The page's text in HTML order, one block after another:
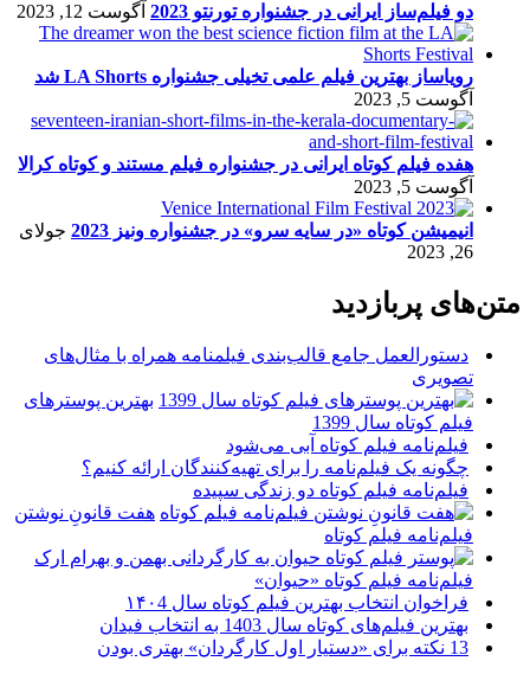
دو فیلم‌ساز ایرانی در جشنواره تورنتو 2023 آگوست 12, 2023
رویاساز بهترین فیلم علمی تخیلی جشنواره LA Shorts شد
آگوست 5, 2023
هفده فیلم کوتاه ایرانی در جشنواره فیلم مستند و کوتاه کرالا
آگوست 5, 2023
انیمیشن کوتاه «در سایه سرو» در جشنواره ونیز 2023
جولای
26, 2023
متن‌های پربازدید
دستورالعمل جامع قالب‌بندی فیلمنامه همراه با مثال‌های
تصویری
بهترین پوسترهای
فیلم کوتاه سال 1399
فیلم‌نامه فیلم کوتاه آبی می‌شود
چگونه یک فیلم‌نامه را برای تهیه‌کنندگان ارائه کنیم؟
فیلم‌نامه فیلم کوتاه دو زندگی سپیده
هفت قانونِ نوشتن
فیلم‌نامه فیلم کوتاه
فیلم‌نامه فیلم کوتاه «حیوان»
فراخوان انتخاب بهترین فیلم کوتاه سال ۱۴۰4
بهترین فیلم‌های کوتاه سال 1403 به انتخاب فیدان
13 نکته برای «دستیار اول کارگردان» بهتری بودن